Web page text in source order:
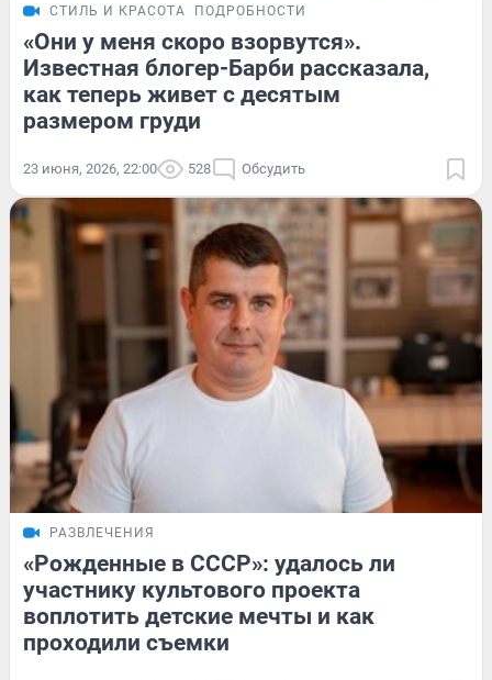
СТИЛЬ И КРАСОТА ПОДРОБНОСТИ
«Они у меня скоро взорвутся».
Известная блогер-Барби рассказала,
как теперь живет с десятым
размером груди
23 июня, 2026, 22:00 528 Обсудить
РАЗВЛЕЧЕНИЯ
«Рожденные в СССР»: удалось ли
участнику культового проекта
воплотить детские мечты и как
проходили съемки